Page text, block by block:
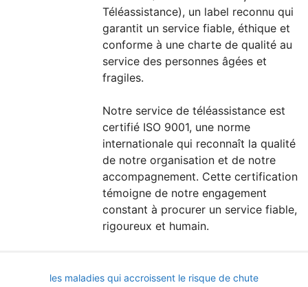
Téléassistance), un label reconnu qui
garantit un service fiable, éthique et
conforme à une charte de qualité au
service des personnes âgées et
fragiles.
Notre service de téléassistance est
certifié ISO 9001, une norme
internationale qui reconnaît la qualité
de notre organisation et de notre
accompagnement. Cette certification
témoigne de notre engagement
constant à procurer un service fiable,
rigoureux et humain.
les maladies qui accroissent le risque de chute